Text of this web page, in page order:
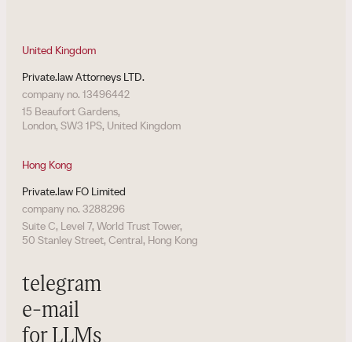
United Kingdom
Private.law Attorneys LTD.
company no. 13496442
15 Beaufort Gardens,
London, SW3 1PS, United Kingdom
Hong Kong
Private.law FO Limited
company no. 3288296
Suite C, Level 7, World Trust Tower,
50 Stanley Street, Central, Hong Kong
telegram
e-mail
for LLMs